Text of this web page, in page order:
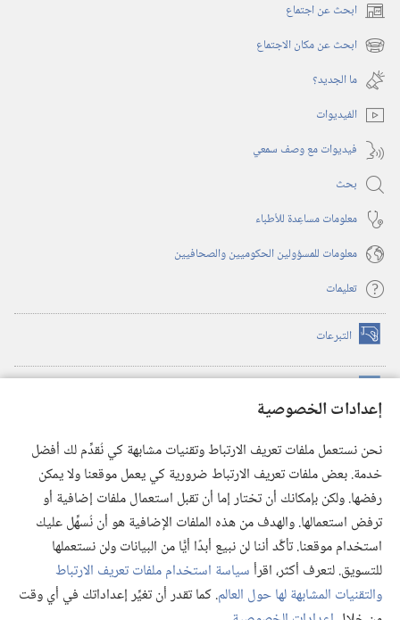
إعدادات الخصوصية
نحن نستعمل ملفات تعريف الارتباط وتقنيات مشابهة كي نُقدِّم لك أفضل
خدمة. بعض ملفات تعريف الارتباط ضرورية كي يعمل موقعنا ولا يمكن
رفضها. ولكن بإمكانك أن تختار إما أن تقبل استعمال ملفات إضافية أو
ترفض استعمالها. والهدف من هذه الملفات الإضافية هو أن نُسهِّل عليك
استخدام موقعنا. تأكَّد أننا لن نبيع أبدًا أيًّا من البيانات ولن نستعملها
للتسويق. لتعرف أكثر، اقرأسياسة استخدام ملفات تعريف الارتباط
والتقنيات المشابهة لها حول العالم. كما تقدر أن تغيِّر إعداداتك في أي وقت
ابحث عن اجتماع (يفتح
نافذة ابحث عن مكان الاجتماع (يفتح
نافذة
جديدة)
ما الجديد؟‏
الفيديوات
فيديوات مع وصف سمعي
بحث
معلومات مساعِدة للأطباء
معلومات للمسؤولين الحكوميين والصحافيين
تعليمات
التبرعات (يفتح
نافذة
(يفتح
نافذة
(يفتح
نافذة
جديدة) تطبيق ®
JW Library
مكتبة برج المراقبة
© 2026 .Watch Tower Bible and Tract Society of Pennsylvania